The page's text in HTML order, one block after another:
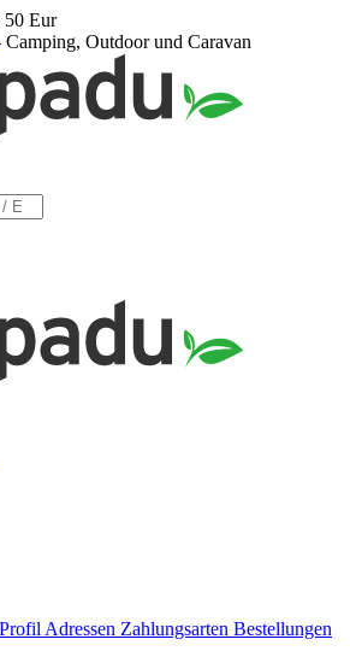
50 Eur
Camping, Outdoor und Caravan
Adressen Zahlungsarten Bestellungen